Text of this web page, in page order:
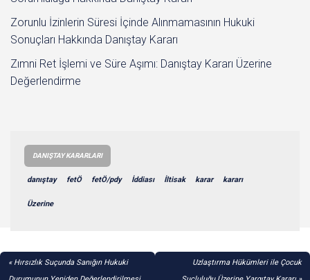
Zorunlu İzinlerin Süresi İçinde Alınmamasının Hukuki
Sonuçları Hakkında Danıştay Kararı
Zımni Ret İşlemi ve Süre Aşımı: Danıştay Kararı Üzerine
Değerlendirme
DANIŞTAY KARARLARI
danıştay fetÖ fetÖ/pdy İddiası İltisak karar kararı
Üzerine
YAZI
Hırsızlık Suçunda Sanığın Hukuki
Uzlaştırma Hükümleri ile Çocuk